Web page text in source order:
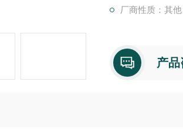
厂商性质：其他
产品